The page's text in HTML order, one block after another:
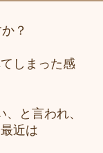
？
しまった感
、と言われ、
近は